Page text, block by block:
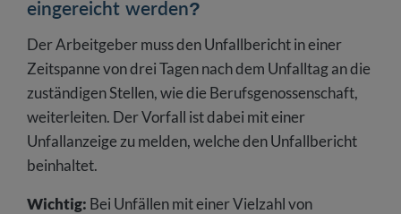
eingereicht werden?
Der Arbeitgeber muss den Unfallbericht in einer
Zeitspanne von drei Tagen nach dem Unfalltag an die
zuständigen Stellen, wie die Berufsgenossenschaft,
weiterleiten. Der Vorfall ist dabei mit einer
Unfallanzeige zu melden, welche den Unfallbericht
beinhaltet.
Wichtig: Bei Unfällen mit einer Vielzahl von